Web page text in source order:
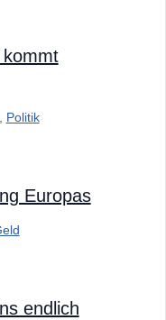
Politik
Europas
endlich